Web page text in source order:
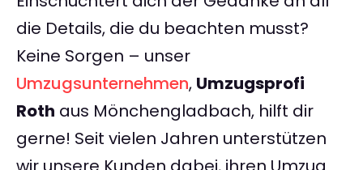
die Details, die du beachten musst?
Keine Sorgen – unser
Umzugsunternehmen, Umzugsprofi
Roth aus Mönchengladbach, hilft dir
gerne! Seit vielen Jahren unterstützen